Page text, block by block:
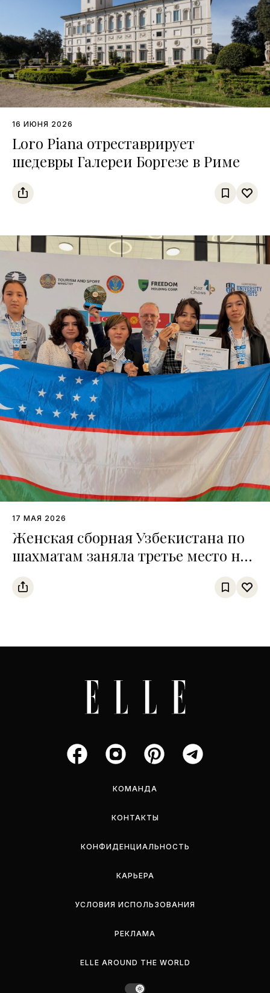
16 ИЮНЯ 2026
Loro Piana отреставрирует
шедевры Галереи Боргезе в Риме
17 МАЯ 2026
Женская сборная Узбекистана по
шахматам заняла третье место на
чемпионате среди тюркских
государств
КОМАНДА
КОНТАКТЫ
КОНФИДЕНЦИАЛЬНОСТЬ
КАРЬЕРА
УСЛОВИЯ ИСПОЛЬЗОВАНИЯ
РЕКЛАМА
ELLE AROUND THE WORLD